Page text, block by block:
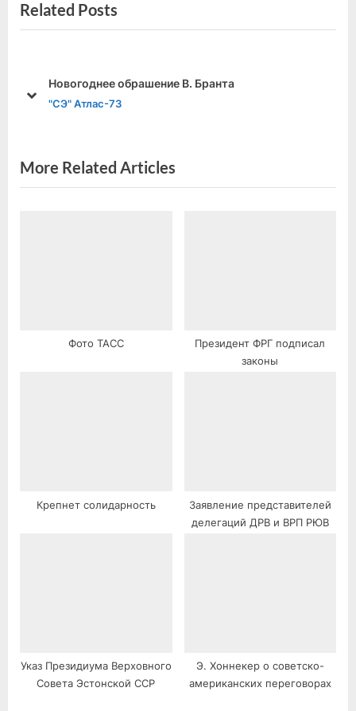
записям
v
i
s
t
t
s
Related Posts
Новогоднее обрашение В. Бранта
"СЭ" Атлас-73
prev
next
More Related Articles
Фото ТАСС
Президент ФРГ подписал
законы
Крепнет солидарность
Заявление представителей
делегаций ДРВ и ВРП РЮВ
Указ Президиума Верховного
Совета Эстонской ССР
Э. Хоннекер о советско-
американских переговорах